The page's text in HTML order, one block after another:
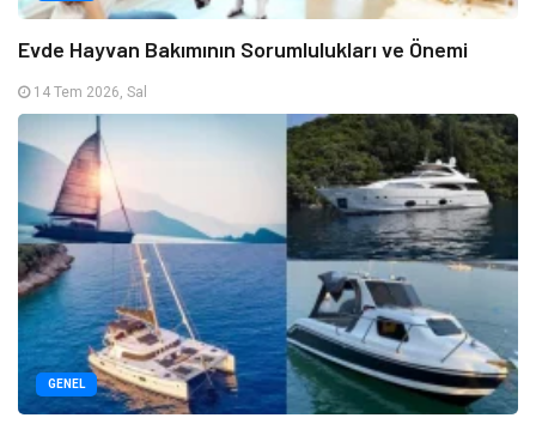
Evde Hayvan Bakımının Sorumlulukları ve Önemi
14 Tem 2026, Sal
GENEL